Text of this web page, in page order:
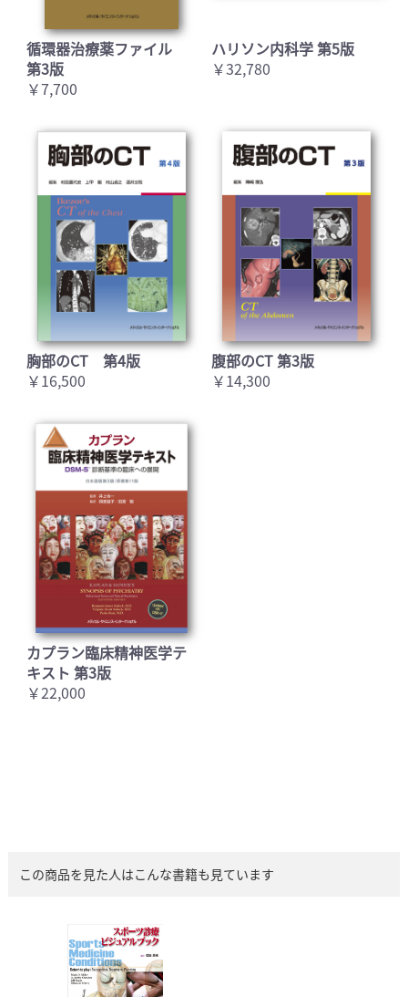
循環器治療薬ファイル
第3版
￥7,700
ハリソン内科学 第5版
￥32,780
胸部のCT 第4版
￥16,500
腹部のCT 第3版
￥14,300
カプラン臨床精神医学テ
キスト 第3版
￥22,000
この商品を見た人はこんな書籍も見ています